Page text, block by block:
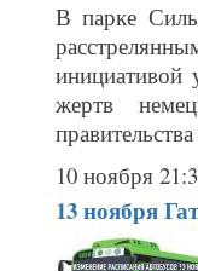
В парке
инициативой
жертв
10 ноября
13 ноября